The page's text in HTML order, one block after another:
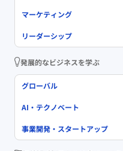
マーケティング
リーダーシップ
発展的なビジネスを学ぶ
グローバル
AI・テクノベート
事業開発・スタートアップ